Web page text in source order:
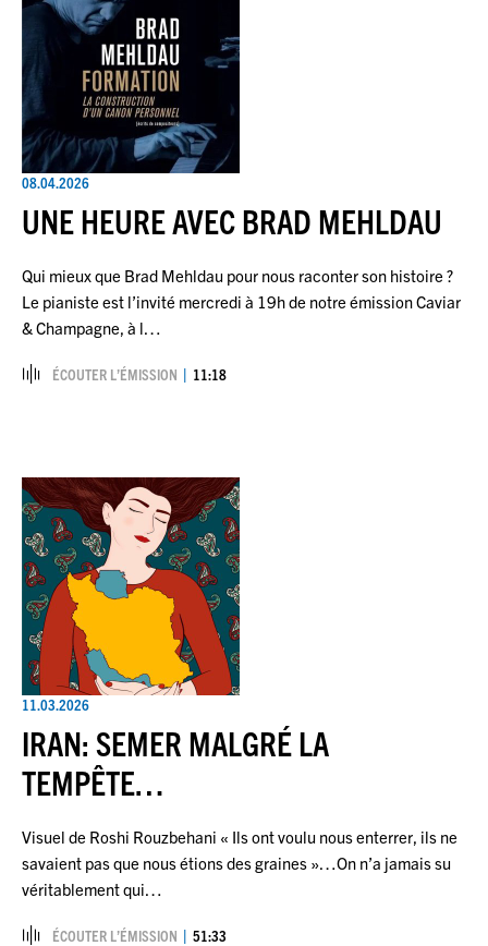
08.04.2026
UNE HEURE AVEC BRAD MEHLDAU
Qui mieux que Brad Mehldau pour nous raconter son histoire ?
Le pianiste est l’invité mercredi à 19h de notre émission Caviar
& Champagne, à l…
ÉCOUTER L’ÉMISSION 11:18
11.03.2026
IRAN: SEMER MALGRÉ LA
TEMPÊTE…
Visuel de Roshi Rouzbehani « Ils ont voulu nous enterrer, ils ne
savaient pas que nous étions des graines »…On n’a jamais su
véritablement qui…
ÉCOUTER L’ÉMISSION 51:33